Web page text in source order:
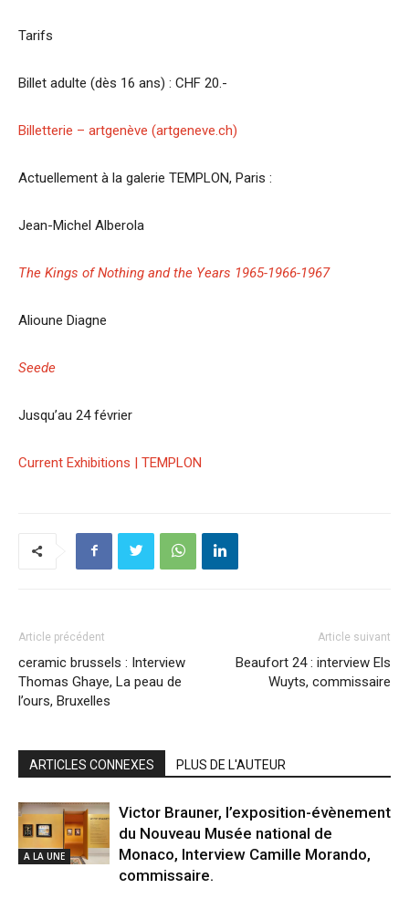
Tarifs
Billet adulte (dès 16 ans) : CHF 20.-
Billetterie – artgenève (artgeneve.ch)
Actuellement à la galerie TEMPLON, Paris :
Jean-Michel Alberola
The Kings of Nothing and the Years 1965-1966-1967
Alioune Diagne
Seede
Jusqu’au 24 février
Current Exhibitions | TEMPLON
Article précédent
ceramic brussels : Interview
Thomas Ghaye, La peau de
l’ours, Bruxelles
Article suivant
Beaufort 24 : interview Els
Wuyts, commissaire
ARTICLES CONNEXES PLUS DE L'AUTEUR
A LA UNE
Victor Brauner, l’exposition-évènement
du Nouveau Musée national de
Monaco, Interview Camille Morando,
commissaire.